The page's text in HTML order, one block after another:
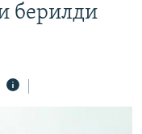
берилди